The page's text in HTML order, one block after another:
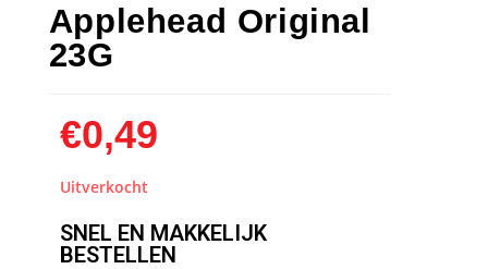
Applehead Original
23G
€0,49
Uitverkocht
SNEL EN MAKKELIJK
BESTELLEN